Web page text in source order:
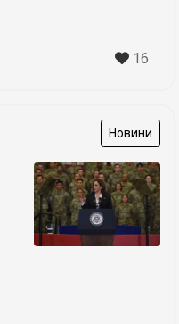
16
Новини